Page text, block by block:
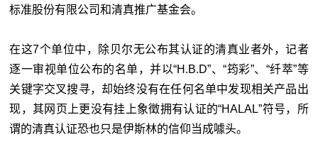
标准股份有限公司和清真推广基金会。
在这7个单位中，除贝尔无公布其认证的清真业者外，记者
逐一审视单位公布的名单，并以“H.B.D”、“筠彩”、“纤萃”等
关键字交叉搜寻，却始终没有在任何名单中发现相关产品出
现，其网页上更没有挂上象徵拥有认证的“HALAL”符号，所
谓的清真认证恐也只是伊斯林的信仰当成噱头。